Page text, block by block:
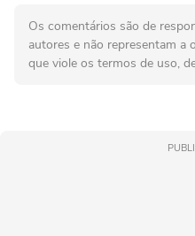
Os comentários são de
autores e não representam a
que viole os termos de uso,